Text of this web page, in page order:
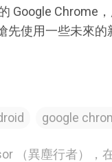
Google Chrome
先使用一些未來的
google
（異塵行者），